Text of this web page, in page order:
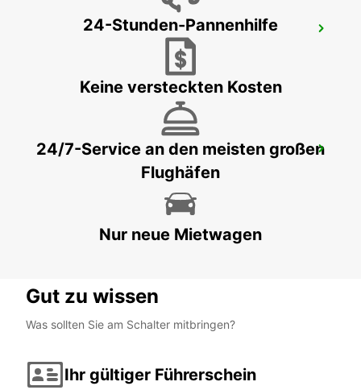
CONSTANTA DOWN TOWN
TARGU MURES AIRPORT
24-Stunden-Pannenhilfe
Keine versteckten Kosten
24/7-Service an den meisten großen
Flughäfen
Nur neue Mietwagen
Gut zu wissen
Was sollten Sie am Schalter mitbringen?
Ihr gültiger Führerschein